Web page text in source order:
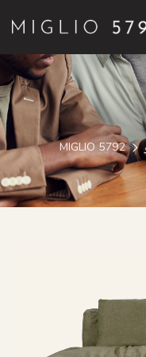
MIGLIO 5792